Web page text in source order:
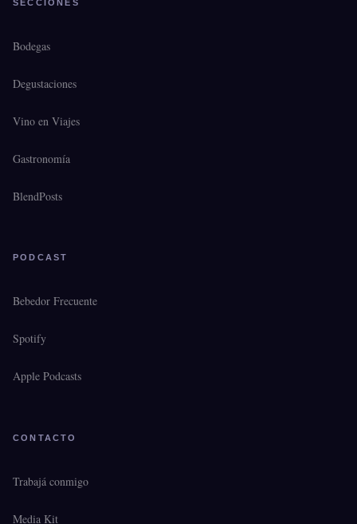
SECCIONES
Bodegas
Degustaciones
Vino en Viajes
Gastronomía
BlendPosts
PODCAST
Bebedor Frecuente
Spotify
Apple Podcasts
CONTACTO
Trabajá conmigo
Media Kit